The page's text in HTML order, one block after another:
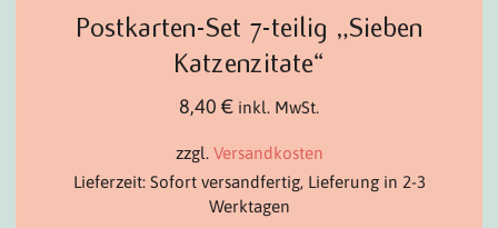
Postkarten-Set 7-teilig „Sieben
Katzenzitate“
8,40 € inkl. MwSt.
zzgl. Versandkosten
Lieferzeit: Sofort versandfertig, Lieferung in 2-3
Werktagen